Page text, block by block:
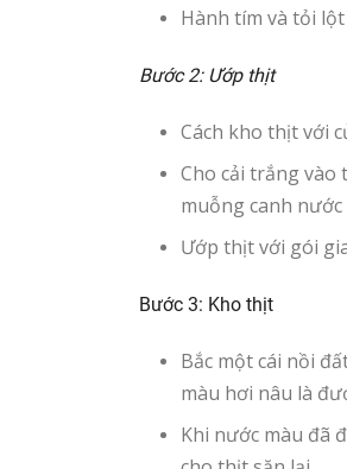
Hành tím và tỏi
Bước 2: Ướp thịt
Cách kho thịt với
Cho cải trắng
muỗng canh
Ướp thịt với gói
Bước 3: Kho thịt
Bắc một cái nồi
màu hơi nâu là
Khi nước màu đã